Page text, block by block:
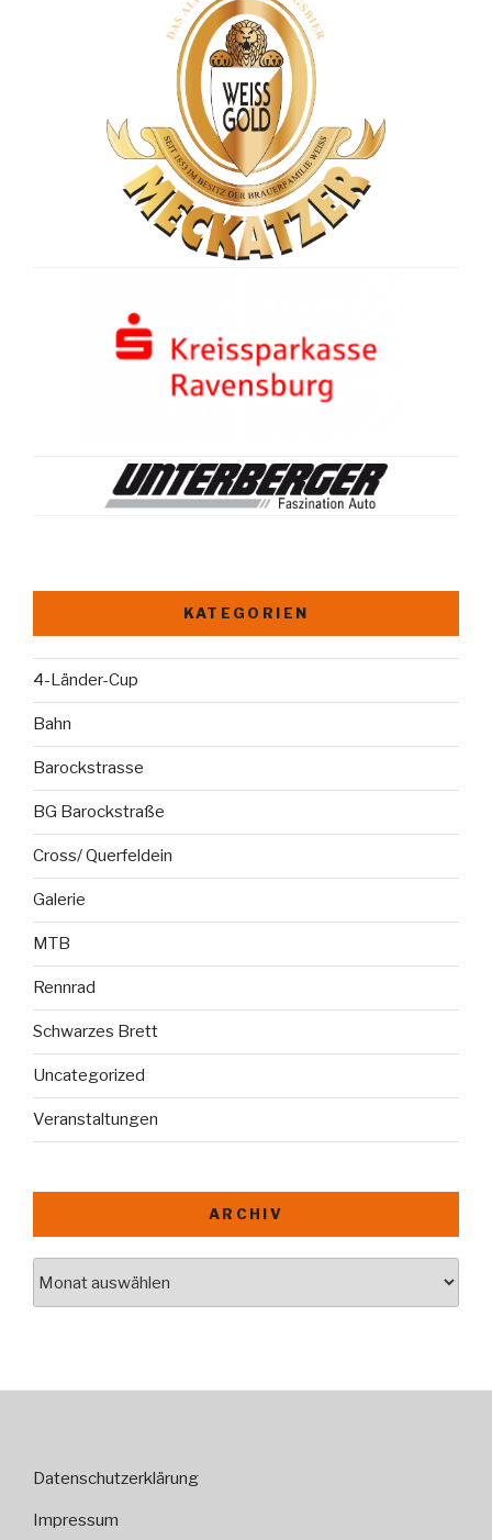
KATEGORIEN
4-Länder-Cup
Bahn
Barockstrasse
BG Barockstraße
Cross/ Querfeldein
Galerie
MTB
Rennrad
Schwarzes Brett
Uncategorized
Veranstaltungen
ARCHIV
Datenschutzerklärung
Impressum